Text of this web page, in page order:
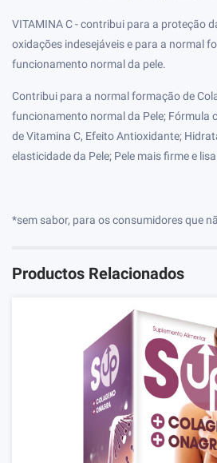
VITAMINA C - contribui para a proteção
oxidações indesejáveis e para a normal
funcionamento normal da pele.
Contribui para a normal formação de
funcionamento normal da Pele; Fórmula
de Vitamina C, Efeito Antioxidante;
elasticidade da Pele; Pele mais firme e lisa.
*sem sabor, para os consumidores que
Productos Relacionados